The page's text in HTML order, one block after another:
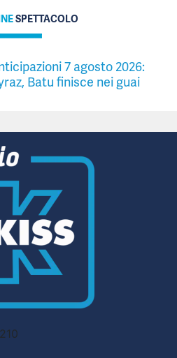
SPETTACOLO
7 agosto 2026:
Batu finisce nei guai